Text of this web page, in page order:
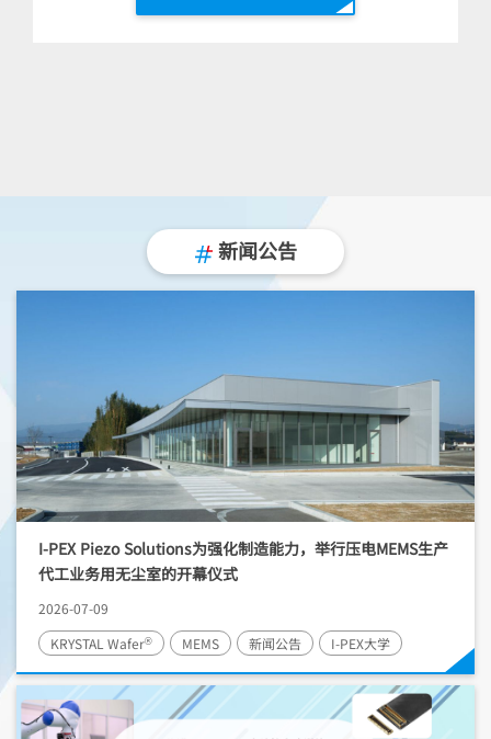
新闻公告
I-PEXPiezo Solutions为强化制造能力，举行压电MEMS生产
代工业务用无尘室的开幕仪式
2026-07-09
KRYSTAL Wafer® MEMS 新闻公告 I-PEX大学